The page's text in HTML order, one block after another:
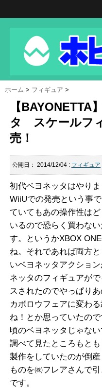
ホーム > フィギュア >
【BAYONETTA
タ スケールフ
売！
公開日： 2014/12/04 : フィギュア
初代ベヨネッタはやり
WiiUでの発売という事
ていてもあの操作性は
いるので恐らく買わな
す。というかXBOX
ね。それであれば両方
いベヨネッタアクショ
ネッタのフィギュアが
スされたのでやっぱり
カボロウフェアに変わ
ね！とか思っていたの
頃のベヨネッタじゃな
調べて見たところもと
製作をしていたのが倒
ものを㈱フレアさんで
です。